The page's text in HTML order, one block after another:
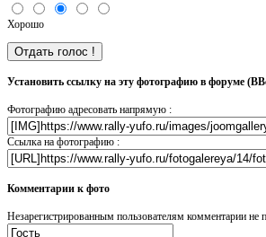
Хорошо
Установить ссылку на эту фотографию в форуме
Фотографию адресовать напрямую :
Ссылка на фотографию :
Комментарии к фото
Незарегистрированным пользователям комментарии не